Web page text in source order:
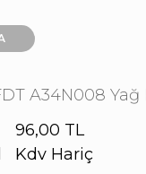
A34N008 Yağ
96,00 TL
Kdv Hariç